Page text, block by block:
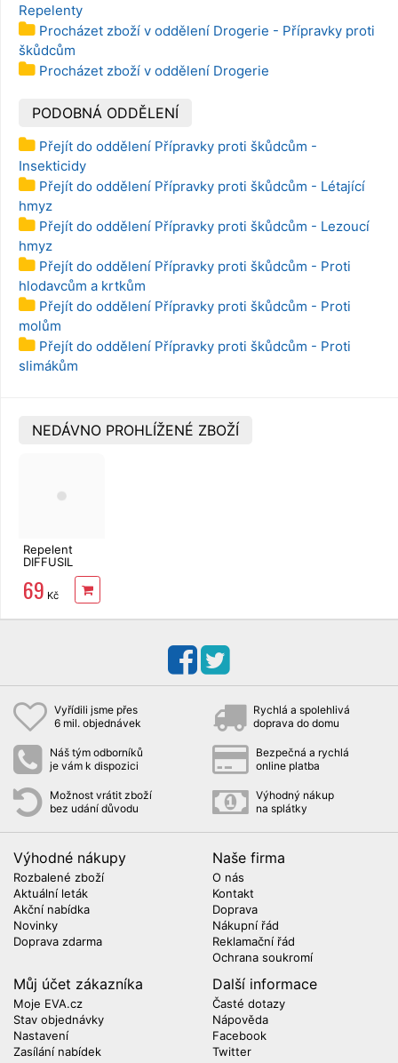
Repelenty
Procházet zboží v oddělení Drogerie - Přípravky proti
škůdcům
Procházet zboží v oddělení Drogerie
PODOBNÁ ODDĚLENÍ
Přejít do oddělení Přípravky proti škůdcům -
Insekticidy
Přejít do oddělení Přípravky proti škůdcům - Létající
hmyz
Přejít do oddělení Přípravky proti škůdcům - Lezoucí
hmyz
Přejít do oddělení Přípravky proti škůdcům - Proti
hlodavcům a krtkům
Přejít do oddělení Přípravky proti škůdcům - Proti
molům
Přejít do oddělení Přípravky proti škůdcům - Proti
slimákům
NEDÁVNO PROHLÍŽENÉ ZBOŽÍ
Repelent
DIFFUSIL
PLUS 100 ml
69 Kč
Vyřídili jsme přes
6 mil. objednávek
Rychlá a spolehlivá
doprava do domu
Náš tým odborníků
je vám k dispozici
Bezpečná a rychlá
online platba
Možnost vrátit zboží
bez udání důvodu
Výhodný nákup
na splátky
Výhodné nákupy
Rozbalené zboží
Aktuální leták
Akční nabídka
Novinky
Doprava zdarma
Naše firma
O nás
Kontakt
Doprava
Nákupní řád
Reklamační řád
Ochrana soukromí
Můj účet zákazníka
Moje EVA.cz
Stav objednávky
Nastavení
Zasílání nabídek
Další informace
Časté dotazy
Nápověda
Facebook
Twitter